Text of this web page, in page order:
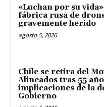
«Luchan por su
fábrica rusa de
gravemente herido
agosto 5, 2026
Chile se retira del
Alineados tras 55
implicaciones de la
Gobierno